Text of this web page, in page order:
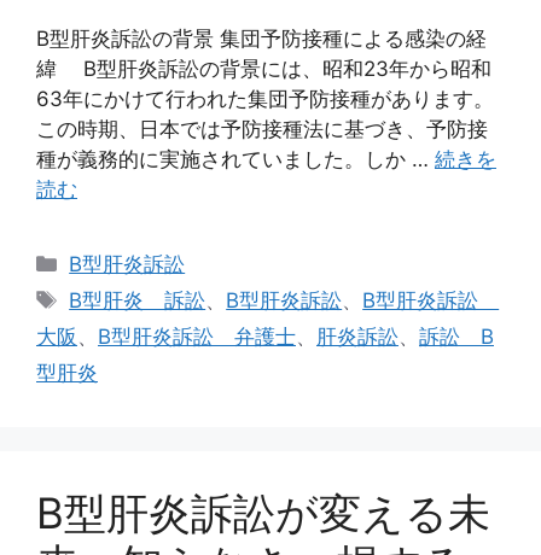
B型肝炎訴訟の背景 集団予防接種による感染の経
緯 B型肝炎訴訟の背景には、昭和23年から昭和
63年にかけて行われた集団予防接種があります。
この時期、日本では予防接種法に基づき、予防接
種が義務的に実施されていました。しか … 続きを
読む
カ
テ
リ
ー
B型肝炎訴訟
タ
グ
B型肝炎 訴訟、 B型肝炎訴訟、 B型肝炎訴訟
大阪 、 B型肝炎訴訟 弁護士、 肝炎訴訟、 訴訟 B
型肝炎
B型肝炎訴訟が変える未